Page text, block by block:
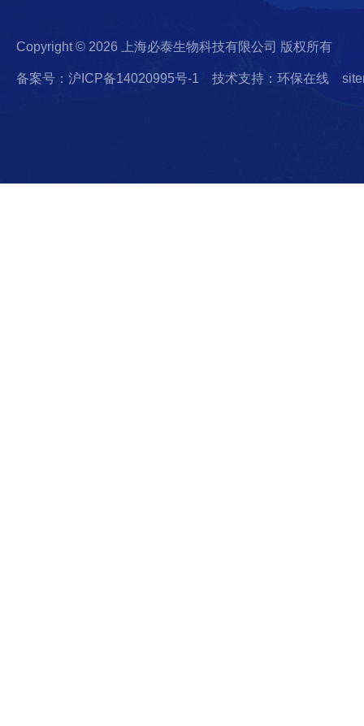
Copyright © 2026 上海必泰生物科技有限公司 版权所有
备案号：沪ICP备14020995号-1 技术支持：环保在线